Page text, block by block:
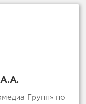
Групп» по